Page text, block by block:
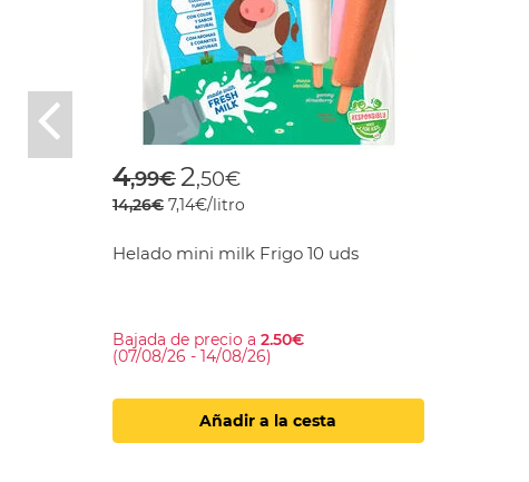
Price reduced from
4,99€to
2,50€
14,26€ 7,14€/litro
Helado mini milk Frigo 10 uds
Bajada de precio a 2.50€
(07/08/26 - 14/08/26)
Añadir a la cesta
Previous